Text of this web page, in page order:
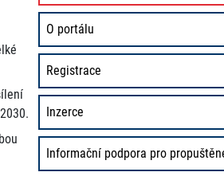
O portálu
Registrace
Inzerce
Informační podpora pro